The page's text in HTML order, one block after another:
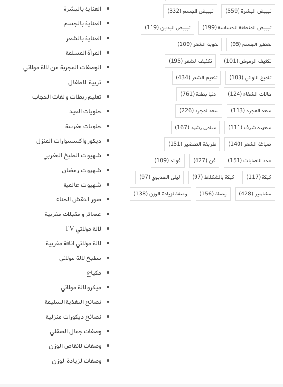
تبييض البشرة(559) تبييض الجسم(332)
تبييض المنطقة الحساسة(199) تبييض اليدين(119)
تعطير الجسم(95) تقوية الشعر(109)
تكثيف الرموش(101) تكثيف الشعر(195)
تلميع الاواني(103) تنعيم الشعر(434)
حالات الشفاء(124) دنيا بطمة(761)
سعد المجرد(113) سعد لمجرد(226)
سعيدة شرف(111) سلمى رشيد(167)
صباغة الشعر(140) طريقة التحضير(151)
عدد الاصابات(151) فن(427) فوائد(109)
كيكة(117) كيكة بالشكلاط(97) ليلى الحديوي(97)
مشاهير(428) وصفة(156) وصفة لزيادة الوزن(138)
العناية بالبشرة
العناية بالجسم
العناية بالشعر
المرأة المسلمة
الوصفات المجربة من لالة مولاتي
تربية الاطفال
تعليم ربطات و لفات الحجاب
حلويات العيد
حلويات مغربية
ديكور واكسسوارات المنزل
شهيوات الطبخ المغربي
شهيوات رمضان
شهيوات عالمية
صور النقش الحناء
عصائر و مقبلات مغربية
لالة مولاتي TV
لالة مولاتي اناقة مغربية
مطبخ لالة مولاتي
مكياج
ميكرو لالة مولاتي
نصائح التغذية السليمة
نصائح ديكورات منزلية
وصفات جمال الصقلي
وصفات لانقاص الوزن
وصفات لزيادة الوزن